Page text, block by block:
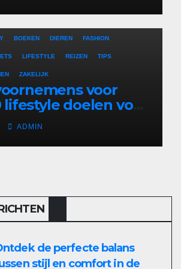
BOEKEN DIEREN FASHION
LIFESTYLE REIZEN TIPS
ZAKELIJK
voor
lifestyle doelen voor
en leuk jaar
ADMIN
de perfecte balans
stijl en comfort in de